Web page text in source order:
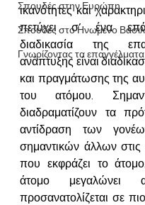
Σπουδές στην Ευρώπη
Σπουδές στο Ηνωμένο
Γνωρίζοντας τα επαγγέλματα
ικανότητες και
πετύχει σ’ ένα
διαδικασία της
ανάπτυξης είναι
και πραγμάτωσης της
του ατόμου.
διαδραματίζουν τα
αντίδραση των
σημαντικών άλλων στις
που εκφράζει το
άτομο μεγαλώνει
προσανατολίζεται σε